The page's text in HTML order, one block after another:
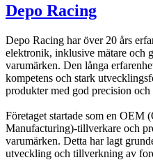
Depo Racing
Depo Racing har över 20 års
elektronik, inklusive mätare och
varumärken. Den långa
kompetens och stark
produkter med god precision
Företaget startade som en OEM
Manufacturing)-tillverkare och
varumärken. Detta har lagt
utveckling och tillverkning av